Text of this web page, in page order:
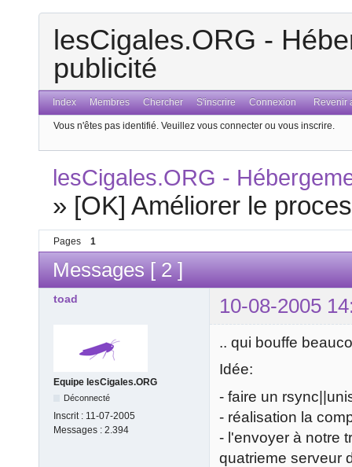
lesCigales.ORG -
publicité
Index Membres Chercher S'inscrire Connexion Revenir
Vous n'êtes pas identifié. Veuillez vous connecter ou vous inscrire.
lesCigales.ORG -
» [OK] Améliorer le
Pages 1
Messages [ 2 ]
toad 10-08-2005
Equipe lesCigales.ORG
Déconnecté
Inscrit : 11-07-2005
Messages : 2.394
.. qui bouffe
Idée:
- faire un
- réalisation la
- l'envoyer à notre
quatrieme serveur